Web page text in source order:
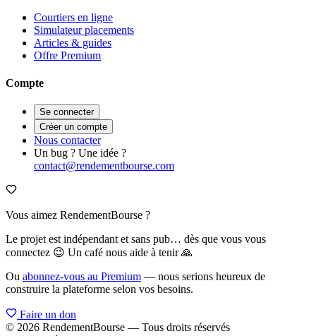
Courtiers en ligne
Simulateur placements
Articles & guides
Offre Premium
Compte
Se connecter
Créer un compte
Nous contacter
Un bug ? Une idée ?
contact@rendementbourse.com
Vous aimez RendementBourse ?
Le projet est indépendant et sans pub… dès que vous vous
connectez 😉 Un café nous aide à tenir 🙏
Ou abonnez-vous au Premium — nous serions heureux de
construire la plateforme selon vos besoins.
Faire un don
© 2026 RendementBourse — Tous droits réservés